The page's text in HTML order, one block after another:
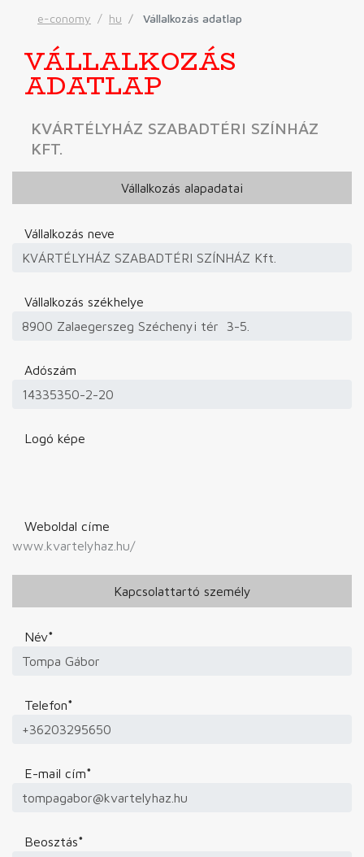
e-conomy hu Vállalkozás adatlap
VÁLLALKOZÁS
ADATLAP
KVÁRTÉLYHÁZ SZABADTÉRI SZÍNHÁZ
KFT.
Vállalkozás alapadatai
Vállalkozás neve
Vállalkozás székhelye
Adószám
Logó képe
Weboldal címe
www.kvartelyhaz.hu/
Kapcsolattartó személy
Név*
Telefon*
E-mail cím*
Beosztás*